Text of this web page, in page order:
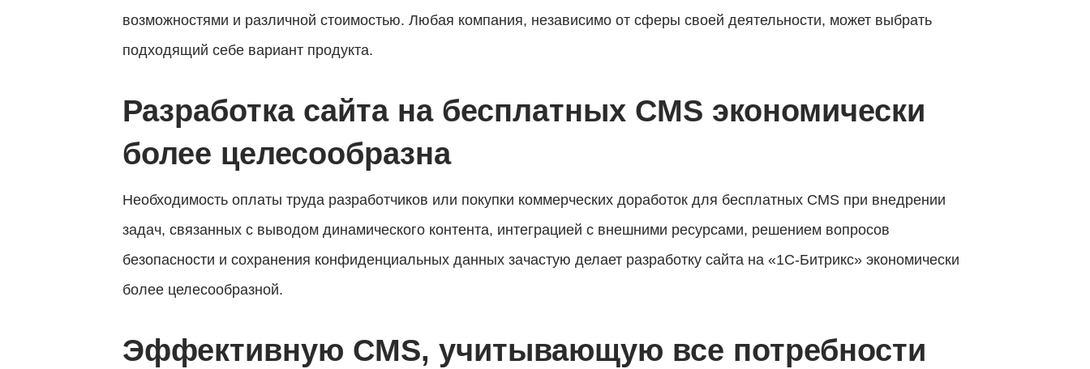
возможностями и различной стоимостью. Любая компания, независимо от сферы своей деятельности, может выбрать
подходящий себе вариант продукта.
Разработка сайта на бесплатных CMS экономически
более целесообразна
Необходимость оплаты труда разработчиков или покупки коммерческих доработок для бесплатных CMS при внедрении
задач, связанных с выводом динамического контента, интеграцией с внешними ресурсами, решением вопросов
безопасности и сохранения конфиденциальных данных зачастую делает разработку сайта на «1С-Битрикс» экономически
более целесообразной.
Эффективную CMS, учитывающую все потребности
Мы скоро
с вами